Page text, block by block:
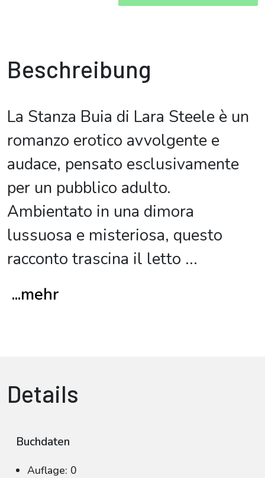
Beschreibung
La Stanza Buia di Lara Steele è un
romanzo erotico avvolgente e
audace, pensato esclusivamente
per un pubblico adulto.
Ambientato in una dimora
lussuosa e misteriosa, questo
racconto trascina il letto ...
...mehr
Details
Buchdaten
Auflage: 0